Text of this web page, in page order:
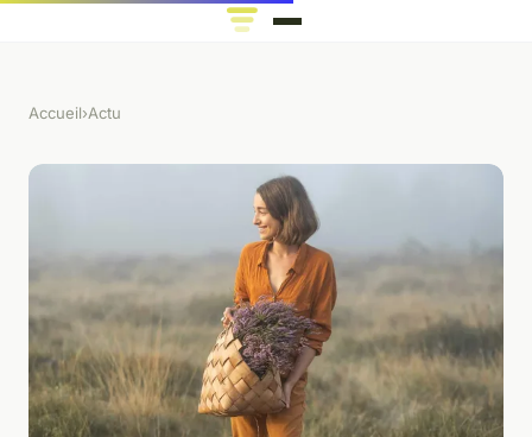
Accueil›Actu